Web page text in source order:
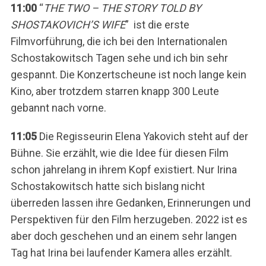
11:00“THE TWO – THE STORY TOLD BY
SHOSTAKOVICH’S WIFE” ist die erste
Filmvorführung, die ich bei den Internationalen
Schostakowitsch Tagen sehe und ich bin sehr
gespannt. Die Konzertscheune ist noch lange kein
Kino, aber trotzdem starren knapp 300 Leute
gebannt nach vorne.
11:05Die Regisseurin Elena Yakovich steht auf der
Bühne. Sie erzählt, wie die Idee für diesen Film
schon jahrelang in ihrem Kopf existiert. Nur Irina
Schostakowitsch hatte sich bislang nicht
überreden lassen ihre Gedanken, Erinnerungen und
Perspektiven für den Film herzugeben. 2022 ist es
aber doch geschehen und an einem sehr langen
Tag hat Irina bei laufender Kamera alles erzählt.